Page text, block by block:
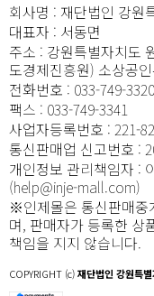
회사명 : 재단법인 강원
대표자 : 서동면
주소 : 강원특별자치도
도경제진흥원) 소상공
전화번호 : 033-749-3320
팩스 : 033-749-3341
사업자등록번호 : 221-
통신판매업 신고번호 :
개인정보 관리책임자 :
(help@inje-mall.com)
※인제몰은 통신판매중
며, 판매자가 등록한 상
책임을 지지 않습니다.
COPYRIGHT (c)재단법인 강원특